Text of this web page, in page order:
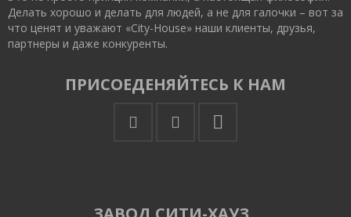
Делать хорошо и делать для людей, а не для галочки – вот за
что ценят и уважают «City-House» наши клиенты, друзья,
партнеры и даже конкуренты.
ПРИСОЕДЕНЯЙТЕСЬ К НАМ